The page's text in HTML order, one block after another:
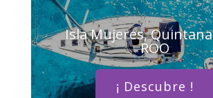
Isla Mujeres,
ROO
¡ Descubre !